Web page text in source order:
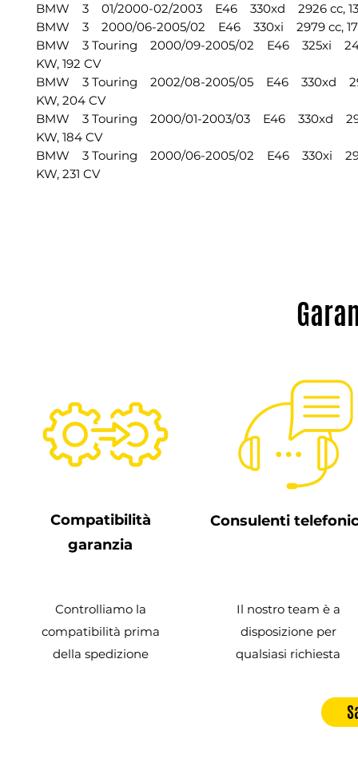
BMW 3 01/2000-02/2003 E46 330xd 2926 cc, 135
BMW 3 2000/06-2005/02 E46 330xi 2979 cc, 170
BMW 3 Touring 2000/09-2005/02 E46 325xi
KW, 192 CV
BMW 3 Touring 2002/08-2005/05 E46 330xd
KW, 204 CV
BMW 3 Touring 2000/01-2003/03 E46 330xd
KW, 184 CV
BMW 3 Touring 2000/06-2005/02 E46 330xi
KW, 231 CV
Compatibilità
garanzia
Controlliamo la
compatibilità prima
della spedizione
Consulenti
Il nostro team è a
disposizione per
qualsiasi richiesta